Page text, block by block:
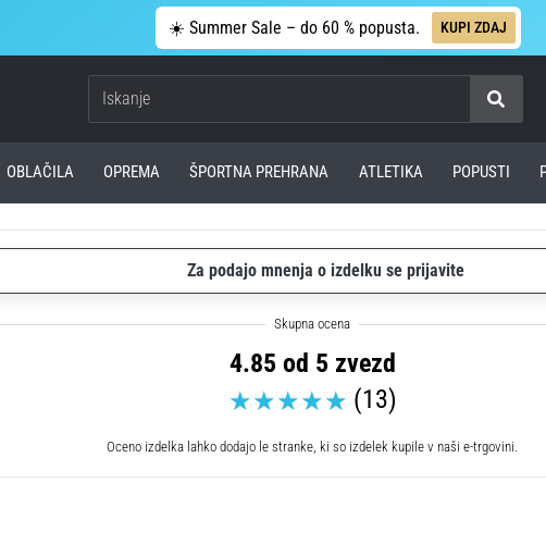
☀️ Summer Sale – do 60 % popusta. KUPI ZDAJ
Iskanje
OBLAČILA OPREMA ŠPORTNA PREHRANA ATLETIKA POPUSTI
Za podajo mnenja o izdelku se prijavite
4.85 od 5 zvezd
(13)
Oceno izdelka lahko dodajo le stranke, ki so izdelek kupile v naši e-trgovini.